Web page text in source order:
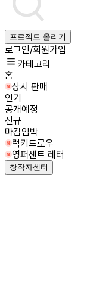
프로젝트 올리기
로그인/회원가입
카테고리
홈
상시 판매
인기
공개예정
신규
마감임박
럭키드로우
영퍼센트 레터
창작자센터